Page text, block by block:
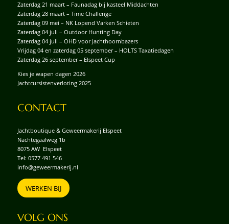
Zaterdag 21 maart – Faunadag bij kasteel Middachten
Zaterdag 28 maart – Time Challenge
Zaterdag 09 mei – NK Lopend Varken Schieten
Zaterdag 04 juli – Outdoor Hunting Day
Zaterdag 04 juli – OHD voor Jachthoornbazers
Vrijdag 04 en zaterdag 05 september – HOLTS Taxatiedagen
Zaterdag 26 september – Elspeet Cup
Kies je wapen dagen 2026
Jachtcursistenverloting 2025
CONTACT
Jachtboutique & Geweermakerij Elspeet
Nachtegaalweg 1b
8075 AW Elspeet
Tel: 0577 491 546
info@geweermakerij.nl
WERKEN BIJ
VOLG ONS